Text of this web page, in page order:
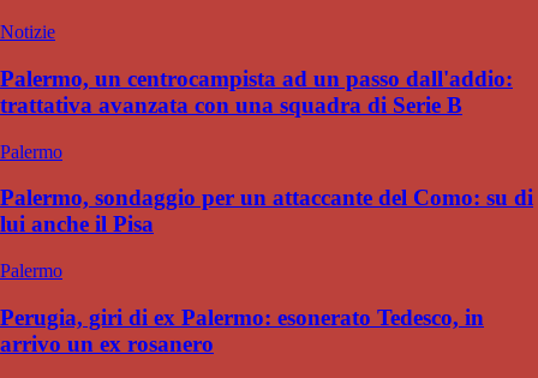
Notizie
Palermo, un centrocampista ad un passo dall'addio:
trattativa avanzata con una squadra di Serie B
Palermo
Palermo, sondaggio per un attaccante del Como: su di
lui anche il Pisa
Palermo
Perugia, giri di ex Palermo: esonerato Tedesco, in
arrivo un ex rosanero